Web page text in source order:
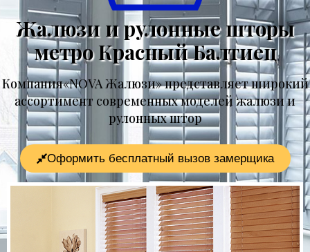
Жалюзи и рулонные шторы
метро Красный Балтиец
Компания«NOVA Жалюзи» представляет широкий
ассортимент современных моделей жалюзи и
рулонных штор
Оформить бесплатный вызов замерщика